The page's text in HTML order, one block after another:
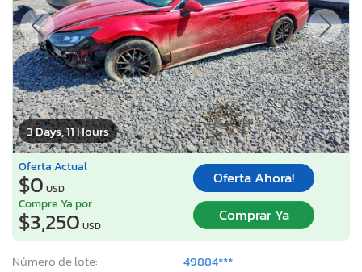
3 Days, 11 Hours
Oferta Actual
$0 USD
Oferta Ahora!
Compre Ya por
$3,250 USD
Comprar Ya
Número de lote:
49884***